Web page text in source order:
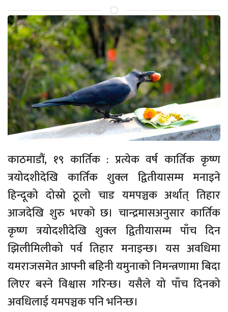
काठमाडौं, १९ कार्तिक : प्रत्येक वर्ष कार्तिक कृष्ण
त्रयोदशीदेखि कार्तिक शुक्ल द्वितीयासम्म मनाइने
हिन्दूको दोस्रो ठूलो चाड यमपञ्चक अर्थात् तिहार
आजदेखि शुरु भएको छ। चान्द्रमासअनुसार कार्तिक
कृष्ण त्रयोदशीदेखि शुक्ल द्वितीयासम्म पाँच दिन
झिलीमिलीको पर्व तिहार मनाइन्छ। यस अवधिमा
यमराजसमेत आफ्नी बहिनी यमुनाको निमन्त्रणामा बिदा
लिएर बस्ने विश्वास गरिन्छ। यसैले यो पाँच दिनको
अवधिलाई यमपञ्चक पनि भनिन्छ।